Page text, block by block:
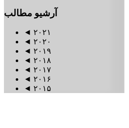
آرشیو مطالب
◄ ۲۰۲۱
◄ ۲۰۲۰
◄ ۲۰۱۹
◄ ۲۰۱۸
◄ ۲۰۱۷
◄ ۲۰۱۶
◄ ۲۰۱۵